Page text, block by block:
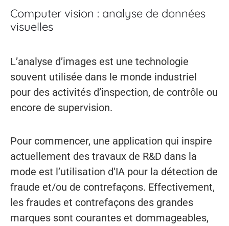
Computer vision : analyse de données
visuelles
L’analyse d’images est une technologie
souvent utilisée dans le monde industriel
pour des activités d’inspection, de contrôle ou
encore de supervision.
Pour commencer, une application qui inspire
actuellement des travaux de R&D dans la
mode est l’utilisation d’IA pour la détection de
fraude et/ou de contrefaçons. Effectivement,
les fraudes et contrefaçons des grandes
marques sont courantes et dommageables,